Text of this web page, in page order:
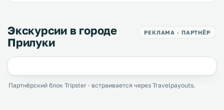
Экскурсии в городе
Прилуки
РЕКЛАМА · ПАРТНЁР
Партнёрский блок Tripster · встраивается через Travelpayouts.